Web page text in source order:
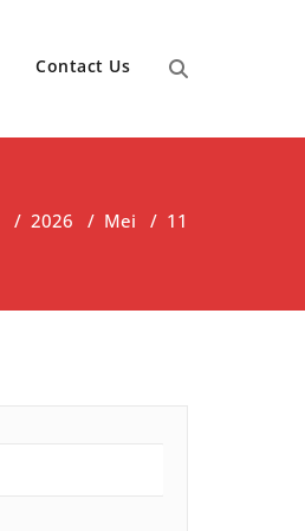
Contact Us
/ 2026 / Mei / 11